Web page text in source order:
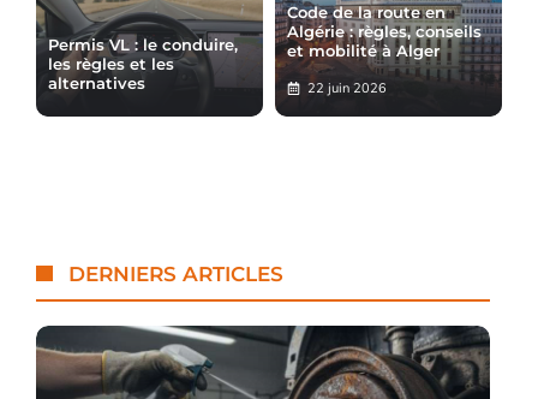
Permis VL : le conduire,
les règles et les
alternatives
Code de la route en
Algérie : règles, conseils
et mobilité à Alger
22 juin 2026
DERNIERS ARTICLES